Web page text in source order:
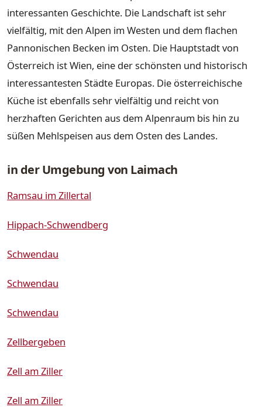
interessanten Geschichte. Die Landschaft ist sehr
vielfältig, mit den Alpen im Westen und dem flachen
Pannonischen Becken im Osten. Die Hauptstadt von
Österreich ist Wien, eine der schönsten und historisch
interessantesten Städte Europas. Die österreichische
Küche ist ebenfalls sehr vielfältig und reicht von
herzhaften Gerichten aus dem Alpenraum bis hin zu
süßen Mehlspeisen aus dem Osten des Landes.
in der Umgebung von Laimach
Ramsau im Zillertal
Hippach-Schwendberg
Schwendau
Schwendau
Schwendau
Zellbergeben
Zell am Ziller
Zell am Ziller